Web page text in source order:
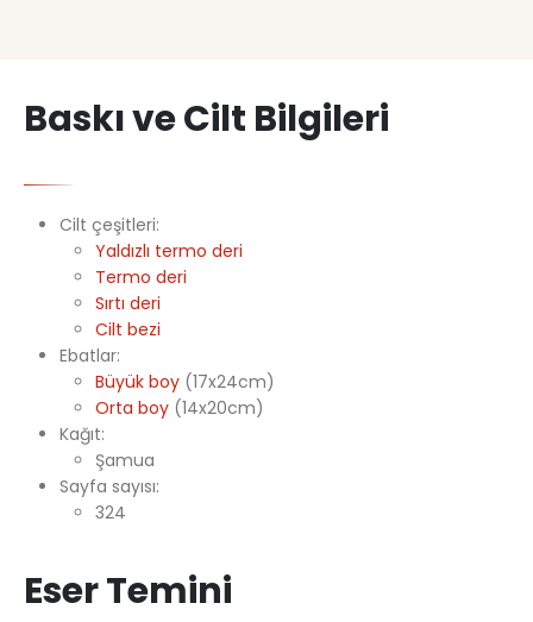
Baskı ve Cilt Bilgileri
Cilt çeşitleri:
Yaldızlı termo deri
Termo deri
Sırtı deri
Cilt bezi
Ebatlar:
Büyük boy(17x24cm)
Orta boy(14x20cm)
Kağıt:
Şamua
Sayfa sayısı:
324
Eser Temini